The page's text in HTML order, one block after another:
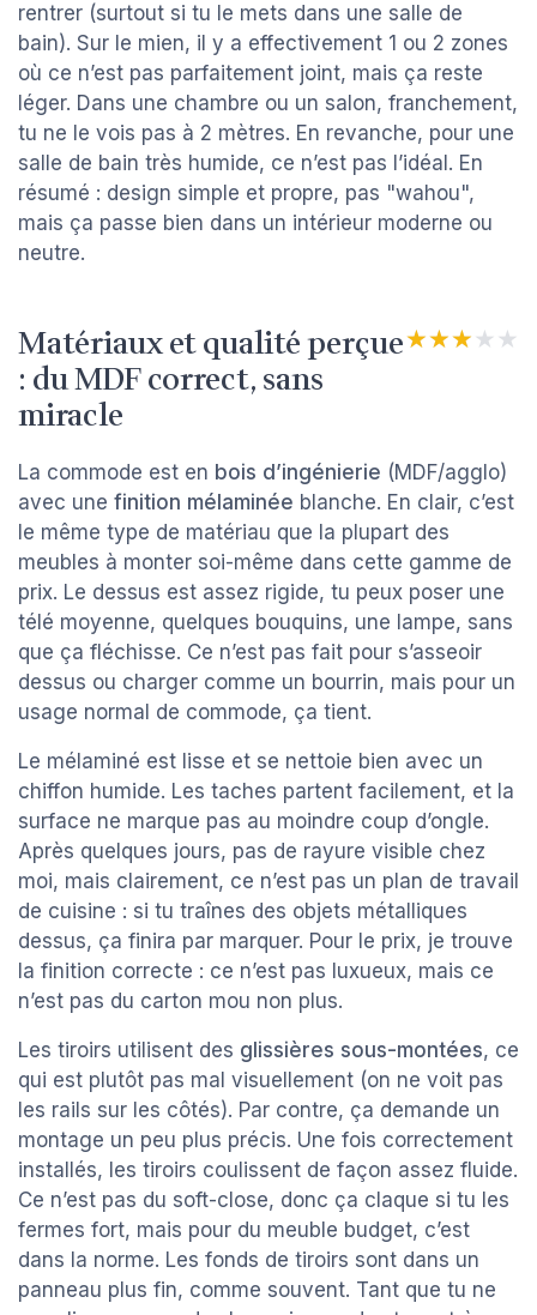
rentrer (surtout si tu le mets dans une salle de
bain). Sur le mien, il y a effectivement 1 ou 2 zones
où ce n’est pas parfaitement joint, mais ça reste
léger. Dans une chambre ou un salon, franchement,
tu ne le vois pas à 2 mètres. En revanche, pour une
salle de bain très humide, ce n’est pas l’idéal. En
résumé : design simple et propre, pas "wahou",
mais ça passe bien dans un intérieur moderne ou
neutre.
Matériaux et qualité perçue
: du MDF correct, sans
miracle
★★★★★
★★★★★
La commode est en bois d’ingénierie (MDF/agglo)
avec une finition mélaminée blanche. En clair, c’est
le même type de matériau que la plupart des
meubles à monter soi-même dans cette gamme de
prix. Le dessus est assez rigide, tu peux poser une
télé moyenne, quelques bouquins, une lampe, sans
que ça fléchisse. Ce n’est pas fait pour s’asseoir
dessus ou charger comme un bourrin, mais pour un
usage normal de commode, ça tient.
Le mélaminé est lisse et se nettoie bien avec un
chiffon humide. Les taches partent facilement, et la
surface ne marque pas au moindre coup d’ongle.
Après quelques jours, pas de rayure visible chez
moi, mais clairement, ce n’est pas un plan de travail
de cuisine : si tu traînes des objets métalliques
dessus, ça finira par marquer. Pour le prix, je trouve
la finition correcte : ce n’est pas luxueux, mais ce
n’est pas du carton mou non plus.
Les tiroirs utilisent des glissières sous-montées, ce
qui est plutôt pas mal visuellement (on ne voit pas
les rails sur les côtés). Par contre, ça demande un
montage un peu plus précis. Une fois correctement
installés, les tiroirs coulissent de façon assez fluide.
Ce n’est pas du soft-close, donc ça claque si tu les
fermes fort, mais pour du meuble budget, c’est
dans la norme. Les fonds de tiroirs sont dans un
panneau plus fin, comme souvent. Tant que tu ne